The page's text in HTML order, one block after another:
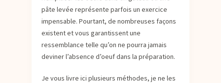
pâte levée représente parfois un exercice
impensable. Pourtant, de nombreuses façons
existent et vous garantissent une
ressemblance telle qu’on ne pourra jamais
deviner l’absence d’oeuf dans la préparation.
Je vous livre ici plusieurs méthodes, je ne les